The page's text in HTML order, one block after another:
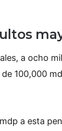
a ocho
100,000
a esta